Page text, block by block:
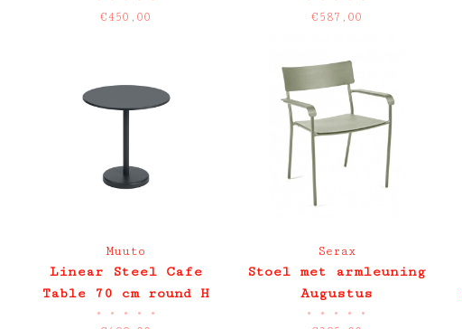
€450,00 €587,00
Muuto
Linear Steel Cafe
Table 70 cm round H
73 cm
• • • • •
Serax
Stoel met armleuning
Augustus
• • • • •